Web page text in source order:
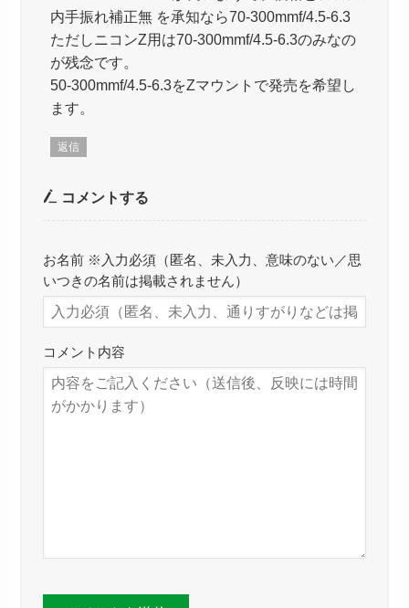
内手振れ補正無 を承知なら70-300mmf/4.5-6.3
ただしニコンZ用は70-300mmf/4.5-6.3のみなの
が残念です。
50-300mmf/4.5-6.3をZマウントで発売を希望し
ます。
返信
コメントする
お名前 ※入力必須（匿名、未入力、意味のない／思
いつきの名前は掲載されません）
コメント内容